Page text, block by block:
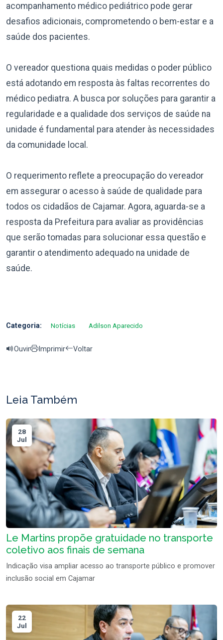
acompanhamento médico pediátrico pode gerar
desafios adicionais, comprometendo o bem-estar e a
saúde dos pacientes.
O vereador questiona quais medidas o poder público
está adotando em resposta às faltas recorrentes do
médico pediatra. A busca por soluções para garantir a
regularidade e a qualidade dos serviços de saúde na
unidade é fundamental para atender às necessidades
da comunidade local.
O requerimento reflete a preocupação do vereador
em assegurar o acesso à saúde de qualidade para
todos os cidadãos de Cajamar. Agora, aguarda-se a
resposta da Prefeitura para avaliar as providências
que serão tomadas para solucionar essa questão e
garantir o atendimento adequado na unidade de
saúde.
Categoria: Notícias Adilson Aparecido
Ouvir Imprimir Voltar
Leia Também
28
Jul
Le Martins propõe gratuidade no transporte
coletivo aos finais de semana
Indicação visa ampliar acesso ao transporte público e promover
inclusão social em Cajamar
22
Jul